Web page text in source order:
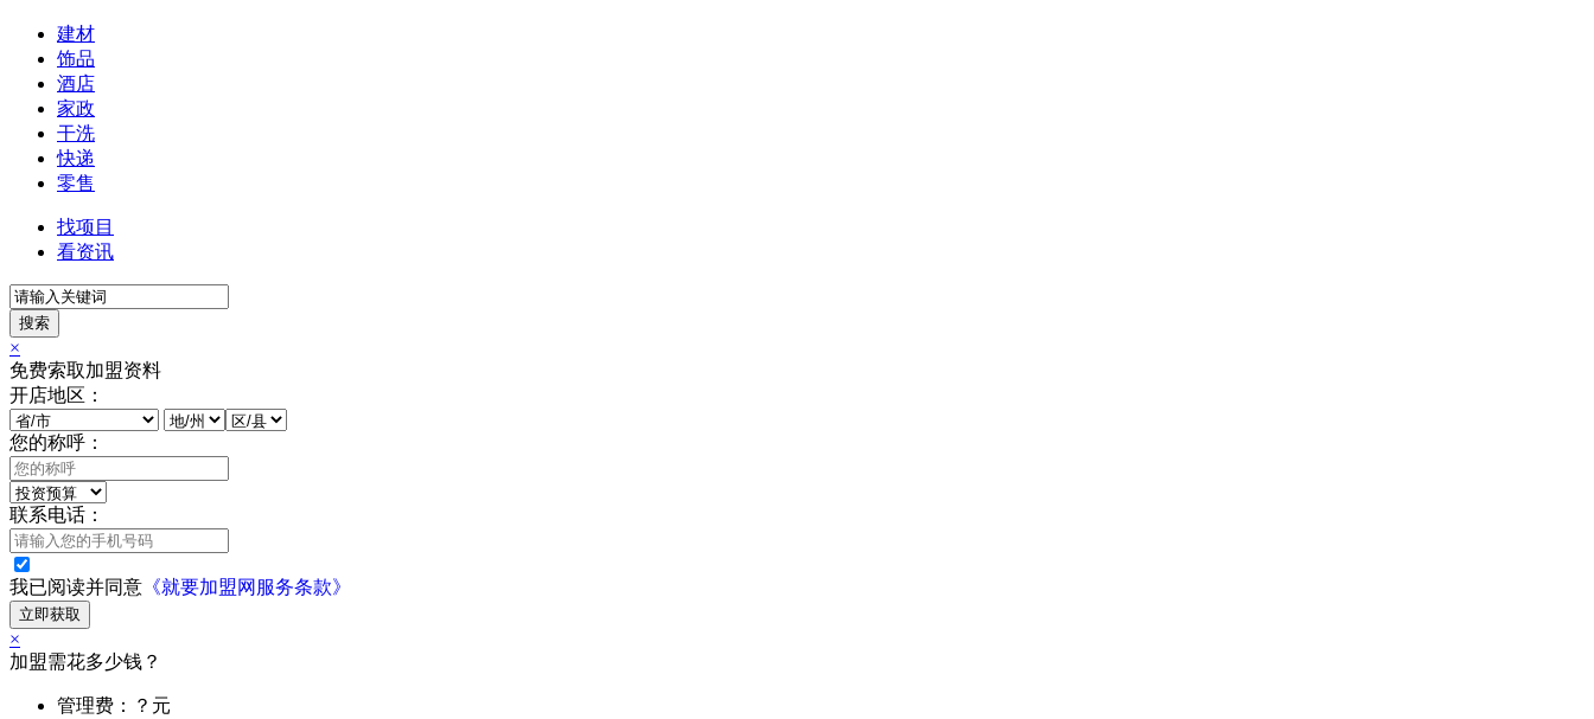
建材
饰品
酒店
家政
干洗
快递
零售
找项目
看资讯
搜索
×
免费索取加盟资料
开店地区：
您的称呼：
联系电话：
我已阅读并同意 《就要加盟网服务条款》
立即获取
×
加盟需花多少钱？
管理费：？元